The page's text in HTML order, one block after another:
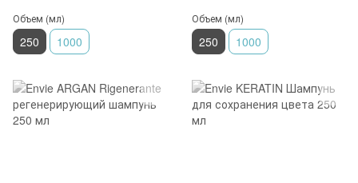
Объем (мл)
250 1000
Объем (мл)
250 1000